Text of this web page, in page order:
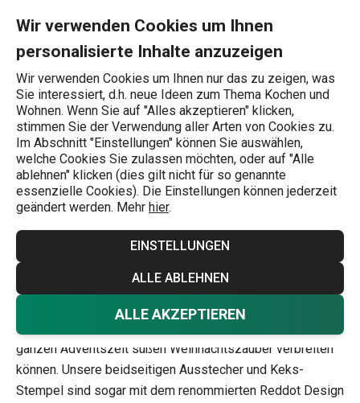
Wir verwenden Cookies um Ihnen
personalisierte Inhalte anzuzeigen
Wir verwenden Cookies um Ihnen nur das zu zeigen, was
Sie interessiert, d.h. neue Ideen zum Thema Kochen und
Wohnen. Wenn Sie auf "Alles akzeptieren" klicken,
stimmen Sie der Verwendung aller Arten von Cookies zu.
Im Abschnitt "Einstellungen" können Sie auswählen,
welche Cookies Sie zulassen möchten, oder auf "Alle
ablehnen" klicken (dies gilt nicht für so genannte
essenzielle Cookies). Die Einstellungen können jederzeit
geändert werden. Mehr hier.
EINSTELLUNGEN
ALLE ABLEHNEN
ALLE AKZEPTIEREN
Wonach suchen Sie?
Themenwelten
Weihnachts-
Bäckerei
Themenwelten 4.3.2025
Alles, was Sie für eine gut ausgestattete
Weihnachtsbäckerei brauchen finden Sie hier. Es gibt
zahlreiche Ausstecher und Backformen mit
weihnachtlichen Motiven mit denen Sie während der
ganzen Adventszeit süßen Weihnachtszauber verbreiten
können. Unsere beidseitigen Ausstecher und Keks-
Stempel sind sogar mit dem renommierten Reddot Design